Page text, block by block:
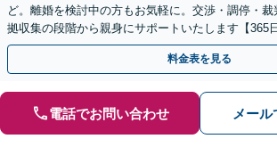
ど。離婚を検討中の方もお気軽に。交渉・調停・
拠収集の段階から親身にサポートいたします【365
付】【赤坂駅3分】【男女の弁護士が在籍】
料金表を見る
電話でお問い合わせ メー